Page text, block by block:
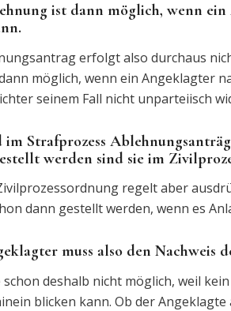
ist dann möglich, wenn
erfolgt also durchaus
möglich, wenn ein Angeklagter
seinem Fall nicht unparteiisch
im Strafprozess
werden sind sie im
regelt aber
dann gestellt werden, wenn es
muss also den Nachweis
schon deshalb nicht möglich, weil
blicken kann. Ob der